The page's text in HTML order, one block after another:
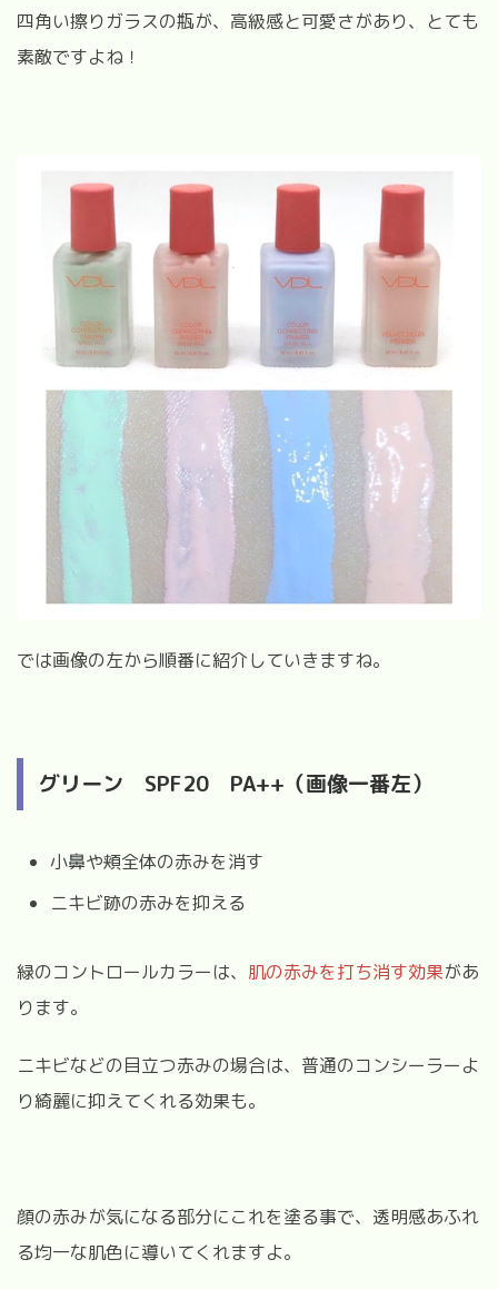
四角い擦りガラスの瓶が、高級感と可愛さがあり、とても
素敵ですよね！
では画像の左から順番に紹介していきますね。
グリーン SPF20 PA++（画像一番左）
小鼻や頬全体の赤みを消す
ニキビ跡の赤みを抑える
緑のコントロールカラーは、 肌の赤みを打ち消す効果があ
ります。
ニキビなどの目立つ赤みの場合は、普通のコンシーラーよ
り綺麗に抑えてくれる効果も。
顔の赤みが気になる部分にこれを塗る事で、透明感あふれ
る均一な肌色に導いてくれますよ。